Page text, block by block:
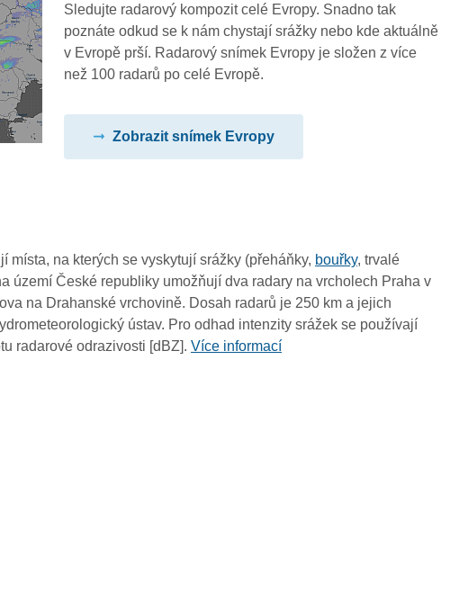
14:15
14:05
13:55
12:15
12:05
11:55
11:45
Sledujte radarový kompozit celé Evropy. Snadno tak
poznáte odkud se k nám chystají srážky nebo kde aktuálně
v Evropě prší. Radarový snímek Evropy je složen z více
než 100 radarů po celé Evropě.
Zobrazit snímek Evropy
místa, na kterých se vyskytují srážky (přeháňky, bouřky, trvalé
území České republiky umožňují dva radary na vrcholech Praha v
na Drahanské vrchovině. Dosah radarů je 250 km a jejich
ústav. Pro odhad intenzity srážek se používají
radarové odrazivosti [dBZ].Více informací